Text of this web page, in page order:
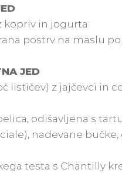
kopriv in jogurta
postrv na maslu
JED
lističev) z jajčevci in
odišavljena s
nadevane
testa s Chantilly